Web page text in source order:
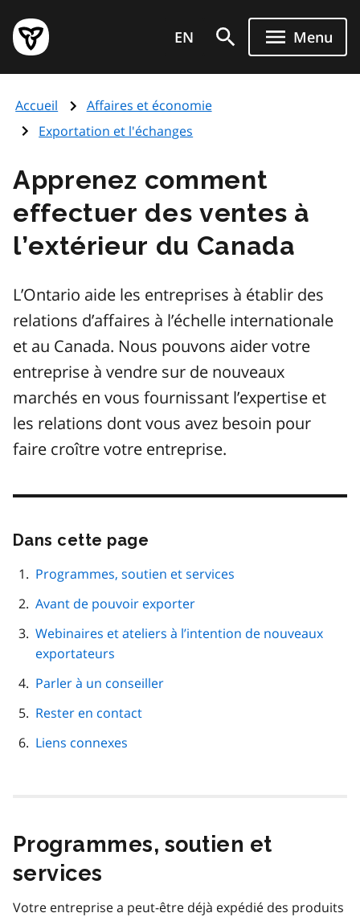
au
contenu
principal
Page
d'accueil
de
l'Ontario
EN Menu
Accueil
Affaires et économie
Exportation et l'échanges
Apprenez comment
effectuer des ventes à
l’extérieur du Canada
L’Ontario aide les entreprises à établir des
relations d’affaires à l’échelle internationale
et au Canada. Nous pouvons aider votre
entreprise à vendre sur de nouveaux
marchés en vous fournissant l’expertise et
les relations dont vous avez besoin pour
faire croître votre entreprise.
Dans cette page
navigation
page
Programmes, soutien et services
Avant de pouvoir exporter
Webinaires et ateliers à l’intention de nouveaux
exportateurs
Parler à un conseiller
Rester en contact
Liens connexes
Programmes, soutien et
services
Votre entreprise a peut-être déjà expédié des produits